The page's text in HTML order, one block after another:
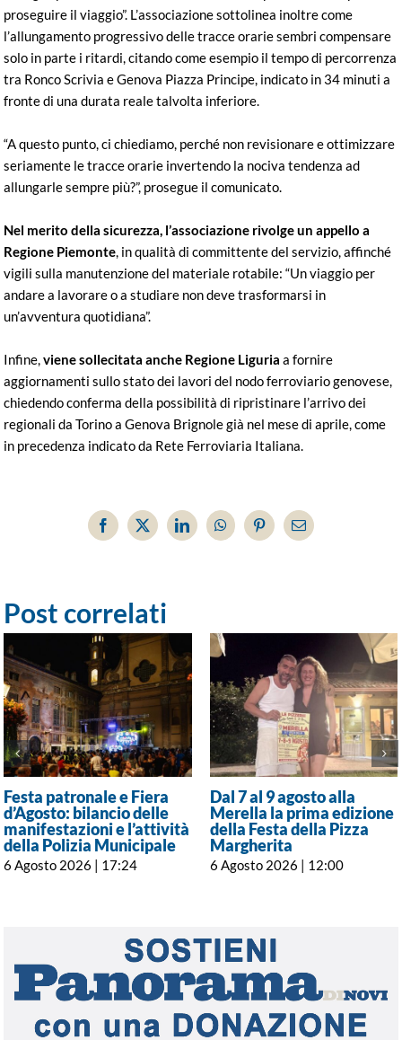
proseguire il viaggio”. L’associazione sottolinea inoltre come
l’allungamento progressivo delle tracce orarie sembri compensare
solo in parte i ritardi, citando come esempio il tempo di percorrenza
tra Ronco Scrivia e Genova Piazza Principe, indicato in 34 minuti a
fronte di una durata reale talvolta inferiore.
“A questo punto, ci chiediamo, perché non revisionare e ottimizzare
seriamente le tracce orarie invertendo la nociva tendenza ad
allungarle sempre più?”, prosegue il comunicato.
Nel merito della sicurezza, l’associazione rivolge un appello a
Regione Piemonte, in qualità di committente del servizio, affinché
vigili sulla manutenzione del materiale rotabile: “Un viaggio per
andare a lavorare o a studiare non deve trasformarsi in
un’avventura quotidiana”.
Infine,viene sollecitata anche Regione Liguria a fornire
aggiornamenti sullo stato dei lavori del nodo ferroviario genovese,
chiedendo conferma della possibilità di ripristinare l’arrivo dei
regionali da Torino a Genova Brignole già nel mese di aprile, come
in precedenza indicato da Rete Ferroviaria Italiana.
Facebook
X LinkedInWhatsAppPinterestEmail
Post correlati
Festa patronale e Fiera
d’Agosto: bilancio delle
manifestazioni e l’attività
della Polizia Municipale
6 Agosto 2026 | 17:24
Dal 7 al 9 agosto alla
Merella la prima edizione
della Festa della Pizza
Margherita
6 Agosto 2026 | 12:00